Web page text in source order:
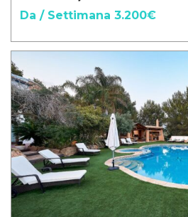
Da / Settimana 3.200€